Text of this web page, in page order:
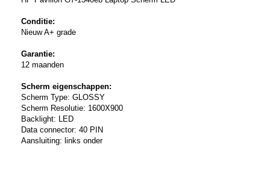
Conditie:
Nieuw A+ grade
Garantie:
12 maanden
Scherm eigenschappen:
Scherm Type: GLOSSY
Scherm Resolutie: 1600X900
Backlight: LED
Data connector: 40 PIN
Aansluiting: links onder